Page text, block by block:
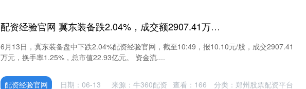
配资经验官网 冀东装备跌2.04%，成交额2907.41万元，主力资金净流入37.95万元_大单买入_方面_股东
6月13日，冀东装备盘中下跌2.04%配资经验官网，截至10:49，报10.10元/股，成交2907.41
万元，换手率1.25%，总市值22.93亿元。 资金流....
配资经验官网 日期：06-13 来源：牛360配资 查看： 166 分类： 郑州股票配资平台